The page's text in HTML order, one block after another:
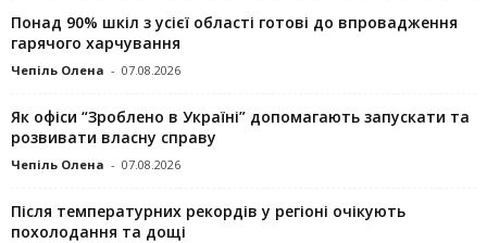
Понад 90% шкіл з усієї області готові до впровадження
гарячого харчування
Чепіль Олена - 07.08.2026
Як офіси “Зроблено в Україні” допомагають запускaти та
розвивати власну справу
Чепіль Олена - 07.08.2026
Після температурних рекордів у регіоні очікують
похолодання та дощі